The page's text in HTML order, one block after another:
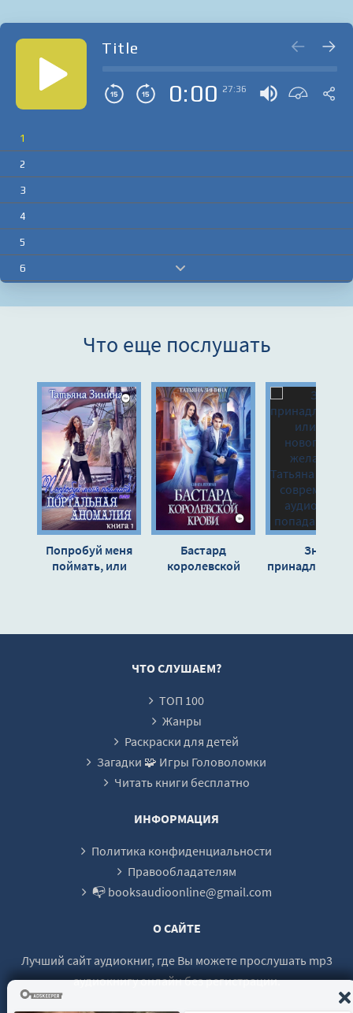
Title
0:00 27:36
1
2
3
4
5
6
Что еще послушать
Попробуй меня
поймать, или
Бастард
королевской
Знак
ЧТО СЛУШАЕМ?
ТОП 100
Жанры
Раскраски для детей
Загадки 🧩 Игры Головоломки
Читать книги бесплатно
ИНФОРМАЦИЯ
Политика конфиденциальности
Правообладателям
📭 booksaudioonline@gmail.com
О САЙТЕ
Лучший сайт аудиокниг, где Вы можете прослушать mp3
аудиокнигу онлайн без регистрации.